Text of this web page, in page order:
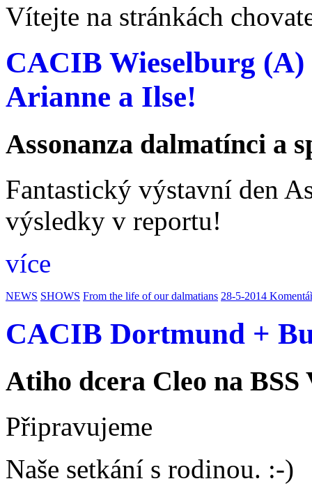
Vítejte na stránkách
CACIB Wieselburg (A)
Arianne a Ilse!
Assonanza dalmatínci a
Fantastický výstavní den
výsledky v reportu!
více
NEWS SHOWS From the life of our dalmatians 28-5-2014
CACIB Dortmund +
Atiho dcera Cleo na BSS
Připravujeme
Naše setkání s rodinou. :-)